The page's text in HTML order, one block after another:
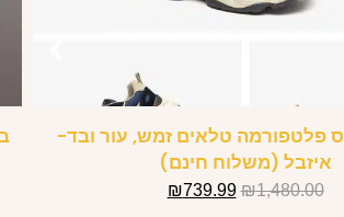
פלטפורמה טלאים זמש, עור ובד-
איזבל (משלוח חינם)
₪1,480.00
₪739.99